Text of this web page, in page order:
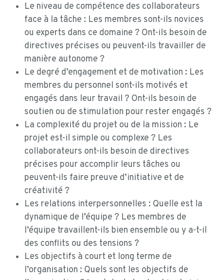
Le niveau de compétence des collaborateurs
face à la tâche : Les membres sont-ils novices
ou experts dans ce domaine ? Ont-ils besoin de
directives précises ou peuvent-ils travailler de
manière autonome ?
Le degré d’engagement et de motivation : Les
membres du personnel sont-ils motivés et
engagés dans leur travail ? Ont-ils besoin de
soutien ou de stimulation pour rester engagés ?
La complexité du projet ou de la mission : Le
projet est-il simple ou complexe ? Les
collaborateurs ont-ils besoin de directives
précises pour accomplir leurs tâches ou
peuvent-ils faire preuve d’initiative et de
créativité ?
Les relations interpersonnelles : Quelle est la
dynamique de l’équipe ? Les membres de
l’équipe travaillent-ils bien ensemble ou y a-t-il
des conflits ou des tensions ?
Les objectifs à court et long terme de
l’organisation : Quels sont les objectifs de